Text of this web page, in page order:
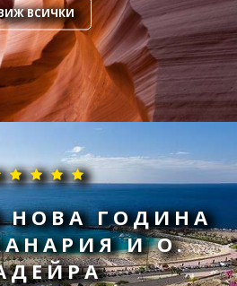
ВСИЧКИ
НОВА ГОДИНА
И О.